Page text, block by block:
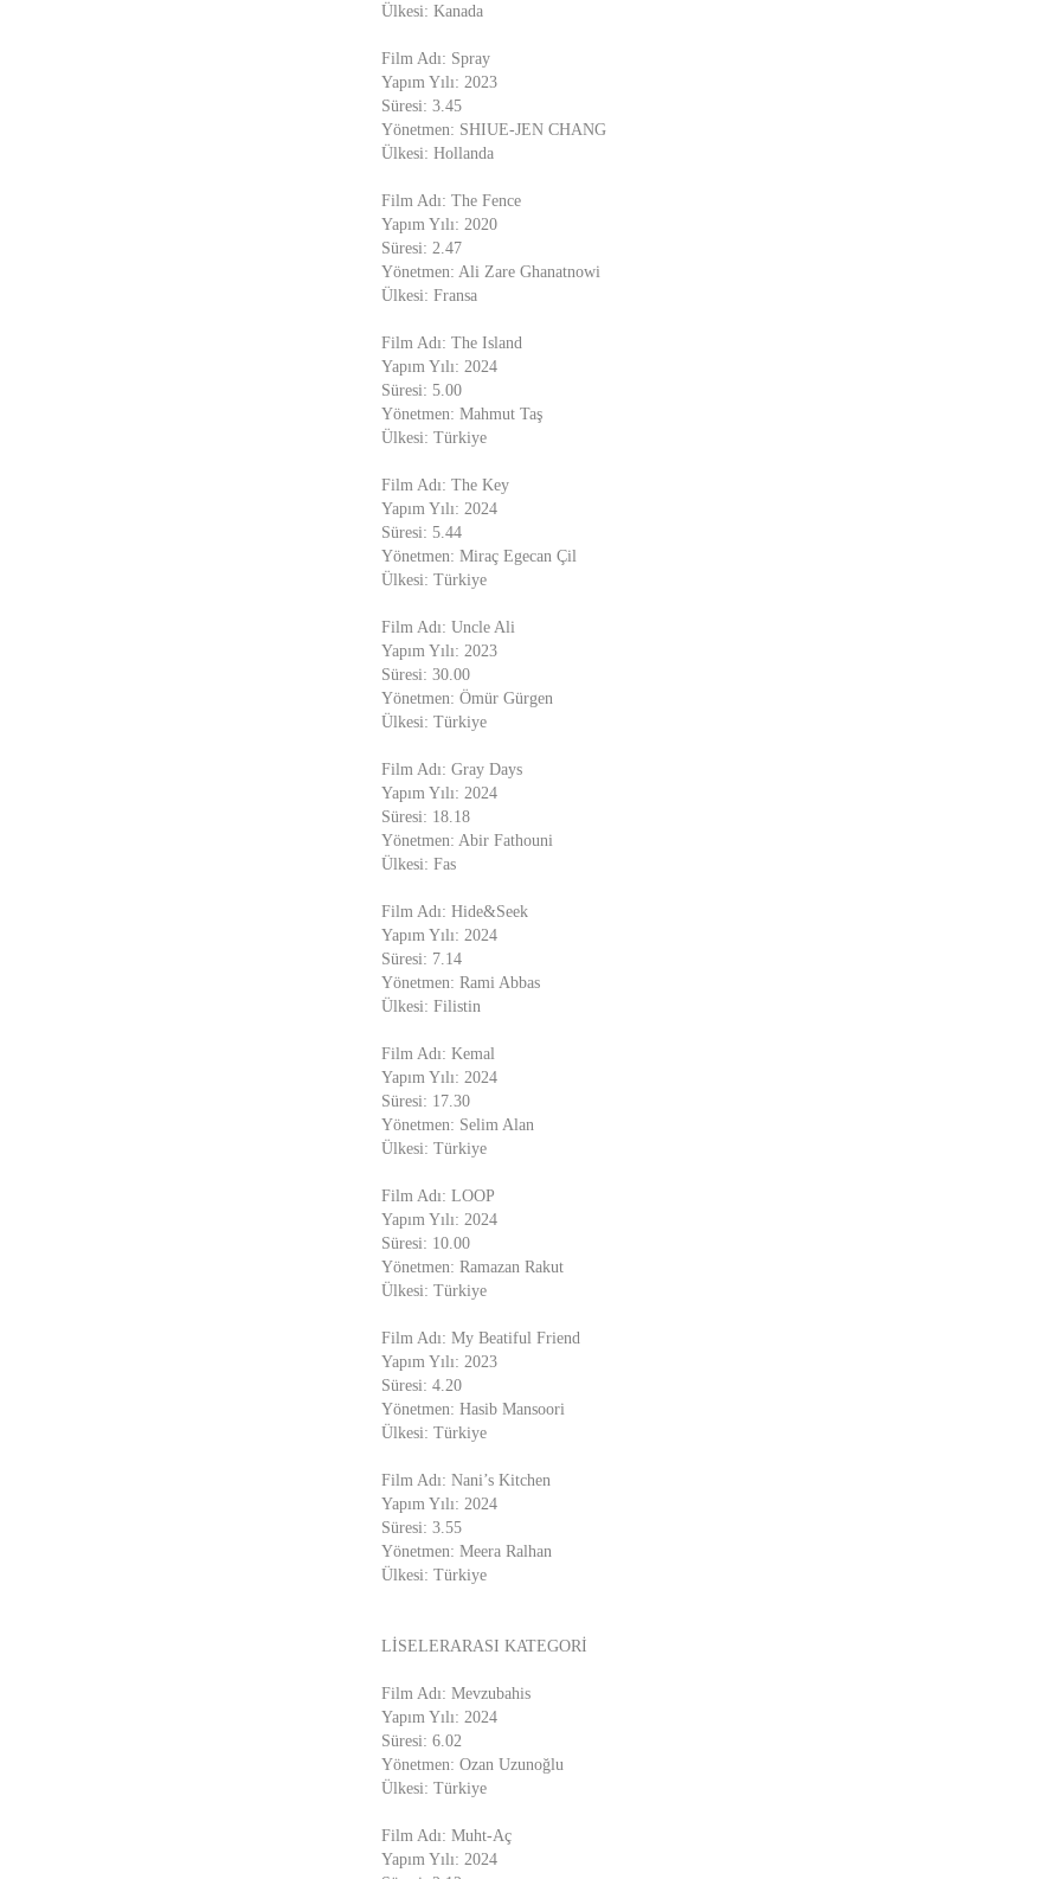
Ülkesi: Kanada
Film Adı: Spray
Yapım Yılı: 2023
Süresi: 3.45
Yönetmen: SHIUE-JEN CHANG
Ülkesi: Hollanda
Film Adı: The Fence
Yapım Yılı: 2020
Süresi: 2.47
Yönetmen: Ali Zare Ghanatnowi
Ülkesi: Fransa
Film Adı: The Island
Yapım Yılı: 2024
Süresi: 5.00
Yönetmen: Mahmut Taş
Ülkesi: Türkiye
Film Adı: The Key
Yapım Yılı: 2024
Süresi: 5.44
Yönetmen: Miraç Egecan Çil
Ülkesi: Türkiye
Film Adı: Uncle Ali
Yapım Yılı: 2023
Süresi: 30.00
Yönetmen: Ömür Gürgen
Ülkesi: Türkiye
Film Adı: Gray Days
Yapım Yılı: 2024
Süresi: 18.18
Yönetmen: Abir Fathouni
Ülkesi: Fas
Film Adı: Hide&Seek
Yapım Yılı: 2024
Süresi: 7.14
Yönetmen: Rami Abbas
Ülkesi: Filistin
Film Adı: Kemal
Yapım Yılı: 2024
Süresi: 17.30
Yönetmen: Selim Alan
Ülkesi: Türkiye
Film Adı: LOOP
Yapım Yılı: 2024
Süresi: 10.00
Yönetmen: Ramazan Rakut
Ülkesi: Türkiye
Film Adı: My Beatiful Friend
Yapım Yılı: 2023
Süresi: 4.20
Yönetmen: Hasib Mansoori
Ülkesi: Türkiye
Film Adı: Nani’s Kitchen
Yapım Yılı: 2024
Süresi: 3.55
Yönetmen: Meera Ralhan
Ülkesi: Türkiye
LİSELERARASI KATEGORİ
Film Adı: Mevzubahis
Yapım Yılı: 2024
Süresi: 6.02
Yönetmen: Ozan Uzunoğlu
Ülkesi: Türkiye
Film Adı: Muht-Aç
Yapım Yılı: 2024